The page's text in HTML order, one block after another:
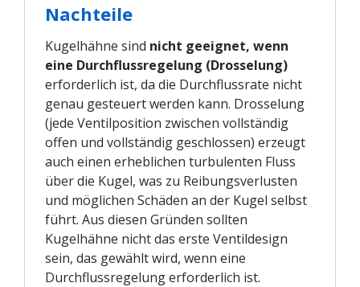
Nachteile
Kugelhähne sind nicht geeignet, wenn
eine Durchflussregelung (Drosselung)
erforderlich ist, da die Durchflussrate nicht
genau gesteuert werden kann. Drosselung
(jede Ventilposition zwischen vollständig
offen und vollständig geschlossen) erzeugt
auch einen erheblichen turbulenten Fluss
über die Kugel, was zu Reibungsverlusten
und möglichen Schäden an der Kugel selbst
führt. Aus diesen Gründen sollten
Kugelhähne nicht das erste Ventildesign
sein, das gewählt wird, wenn eine
Durchflussregelung erforderlich ist.